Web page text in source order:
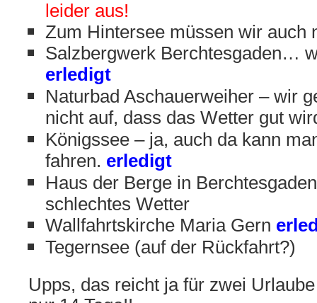
leider aus!
Zum Hintersee müssen wir auch
Salzbergwerk Berchtesgaden…
erledigt
Naturbad Aschauerweiher – wir
nicht auf, dass das Wetter gut
Königssee – ja, auch da kann
fahren. erledigt
Haus der Berge in
schlechtes Wetter
Wallfahrtskirche Maria Gern
Tegernsee (auf der Rückfahrt?)
Upps, das reicht ja für zwei